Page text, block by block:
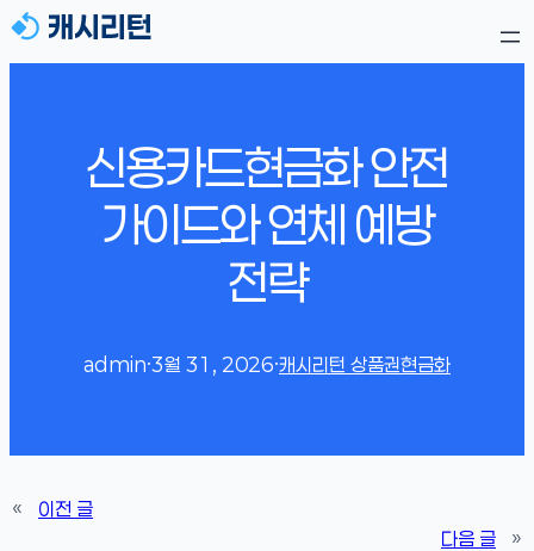
신용카드현금화 안전
가이드와 연체 예방
전략
admin·3월 31, 2026·캐시리턴 상품권현금화
«
이전 글
다음 글
»